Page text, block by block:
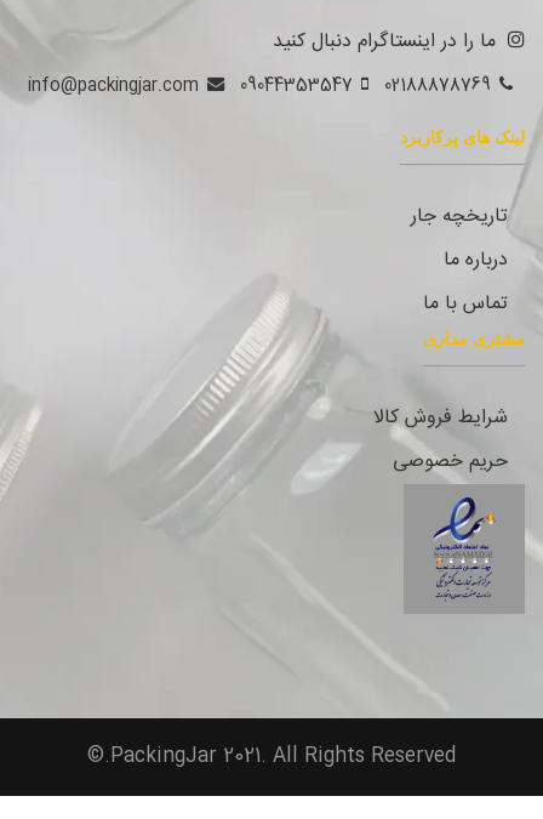
ما را در اینستاگرام دنبال کنید
02188878769
09044353547
info@packingjar.com
لینک های پرکاربرد
تاریخچه جار
درباره ما
تماس با ما
مشتری مداری
شرایط فروش کالا
حریم خصوصی
PackingJar 2021. All Rights Reserved.©